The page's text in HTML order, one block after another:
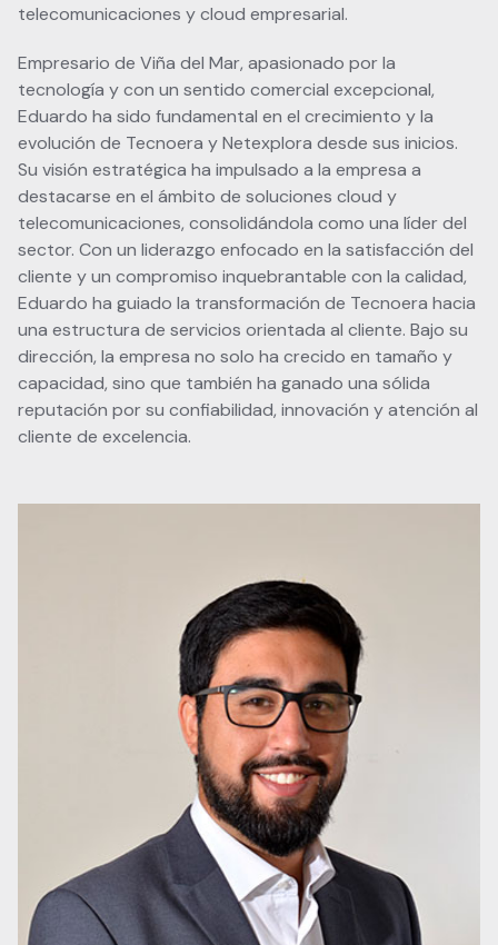
telecomunicaciones y cloud empresarial.
Empresario de Viña del Mar, apasionado por la
tecnología y con un sentido comercial excepcional,
Eduardo ha sido fundamental en el crecimiento y la
evolución de Tecnoera y Netexplora desde sus inicios.
Su visión estratégica ha impulsado a la empresa a
destacarse en el ámbito de soluciones cloud y
telecomunicaciones, consolidándola como una líder del
sector. Con un liderazgo enfocado en la satisfacción del
cliente y un compromiso inquebrantable con la calidad,
Eduardo ha guiado la transformación de Tecnoera hacia
una estructura de servicios orientada al cliente. Bajo su
dirección, la empresa no solo ha crecido en tamaño y
capacidad, sino que también ha ganado una sólida
reputación por su confiabilidad, innovación y atención al
cliente de excelencia.